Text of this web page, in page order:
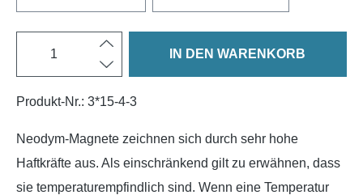
IN DEN WARENKORB
Produkt-Nr.: 3*15-4-3
Neodym-Magnete zeichnen sich durch sehr hohe
Haftkräfte aus. Als einschränkend gilt zu erwähnen, dass
sie temperaturempfindlich sind. Wenn eine Temperatur